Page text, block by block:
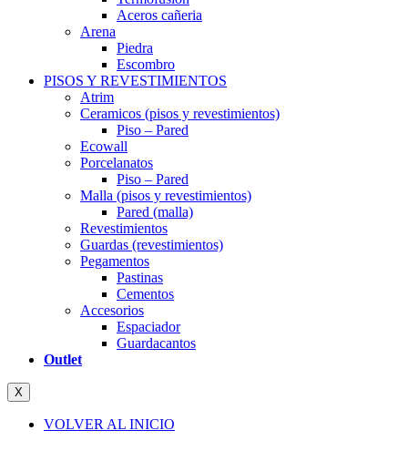
Aceros cañeria
Arena
Piedra
Escombro
PISOS Y REVESTIMIENTOS
Atrim
Ceramicos (pisos y revestimientos)
Piso – Pared
Ecowall
Porcelanatos
Piso – Pared
Malla (pisos y revestimientos)
Pared (malla)
Revestimientos
Guardas (revestimientos)
Pegamentos
Pastinas
Cementos
Accesorios
Espaciador
Guardacantos
Outlet
X
VOLVER AL INICIO